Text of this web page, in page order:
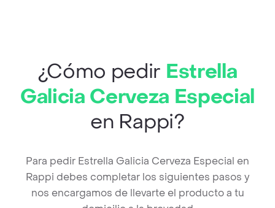
¿Cómo pedir Estrella
Galicia Cerveza Especial
en Rappi?
Para pedir Estrella Galicia Cerveza Especial en
Rappi debes completar los siguientes pasos y
nos encargamos de llevarte el producto a tu